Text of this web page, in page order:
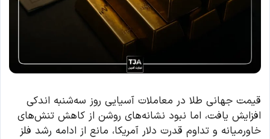
قیمت جهانی طلا در معاملات آسیایی روز سه‌شنبه اندکی
افزایش یافت، اما نبود نشانه‌های روشن از کاهش تنش‌های
خاورمیانه و تداوم قدرت دلار آمریکا، مانع از ادامه رشد فلز